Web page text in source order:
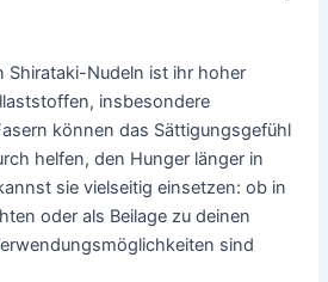
Shirataki-Nudeln ist ihr hoher
insbesondere
können das Sättigungsgefühl
helfen, den Hunger länger in
sie vielseitig einsetzen: ob in
oder als Beilage zu deinen
sind